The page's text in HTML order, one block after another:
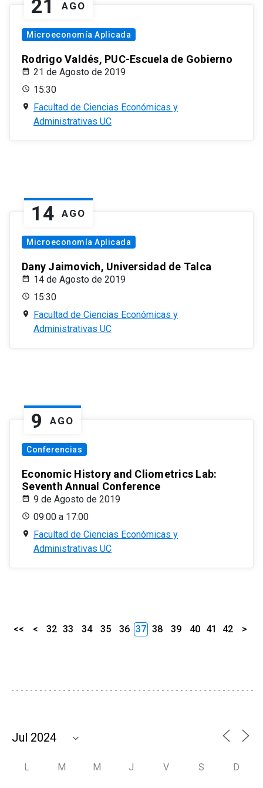
21 AGO
Microeconomía Aplicada
Rodrigo Valdés, PUC-Escuela de Gobierno
21 de Agosto de 2019
15:30
Facultad de Ciencias Económicas y
Administrativas UC
14 AGO
Microeconomía Aplicada
Dany Jaimovich, Universidad de Talca
14 de Agosto de 2019
15:30
Facultad de Ciencias Económicas y
Administrativas UC
9 AGO
Conferencias
Economic History and Cliometrics Lab:
Seventh Annual Conference
9 de Agosto de 2019
09:00 a 17:00
Facultad de Ciencias Económicas y
Administrativas UC
<< < 32 33 34 35 36 37 38 39 40 41 42 >
L M M J V S D